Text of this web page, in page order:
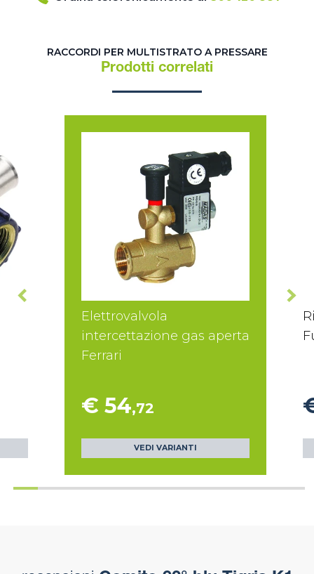
RACCORDI PER MULTISTRATO A PRESSARE
Prodotti correlati
Elettrovalvola
intercettazione gas aperta
Ferrari
€ 54,72
VEDI VARIANTI